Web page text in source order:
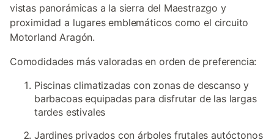
vistas panorámicas a la sierra del Maestrazgo y
proximidad a lugares emblemáticos como el circuito
Motorland Aragón.
Comodidades más valoradas en orden de preferencia:
Piscinas climatizadas con zonas de descanso y
barbacoas equipadas para disfrutar de las largas
tardes estivales
Jardines privados con árboles frutales autóctonos